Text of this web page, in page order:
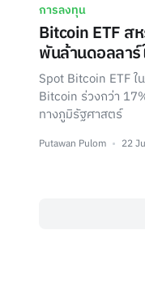
การลงทุน
Bitcoin ETF ส
พันล้านดอลลาร์
Spot Bitcoin ETF
Bitcoin ร่วงกว่า
ทางภูมิรัฐศาสตร์
Putawan Pulom 22